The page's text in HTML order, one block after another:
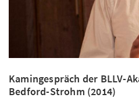
Kamingespräch der BLLV-
Bedford-Strohm (2014)